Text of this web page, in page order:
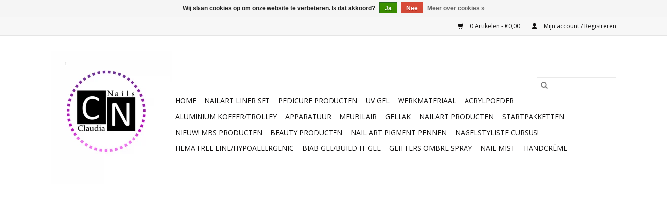
0 Artikelen - €0,00 Mijn account / Registreren
HOME NAILART LINER SET PEDICURE PRODUCTEN UV GEL WERKMATERIAAL
ACRYLPOEDER
ALUMINIUM KOFFER/TROLLEY
APPARATUUR MEUBILAIR GELLAK NAILART PRODUCTEN
STARTPAKKETTEN
NIEUW! MBS PRODUCTEN
BEAUTY PRODUCTEN NAIL ART PIGMENT PENNEN
NAGELSTYLISTE CURSUS!
HEMA FREE LINE/HYPOALLERGENIC
BIAB GEL/BUILD IT GEL GLITTERS OMBRE SPRAY NAIL MIST HANDCRÈME
Wij slaan cookies op om onze website te verbeteren. Is dat akkoord? Ja Nee Meer over cookies »